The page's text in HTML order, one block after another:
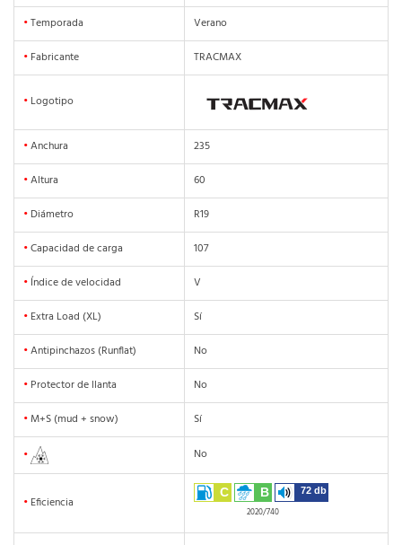
•Temporada
Verano
• Fabricante TRACMAX
• Logotipo
•Anchura
235
•Altura
60
• Diámetro
R19
•Capacidad de carga
107
• Índice de velocidad
V
• Extra Load (XL)
Sí
•Antipinchazos (Runflat)
No
• Protector de llanta
No
• M+S (mud + snow) Sí
• No
• Eficiencia
C B 72 db
2020/740